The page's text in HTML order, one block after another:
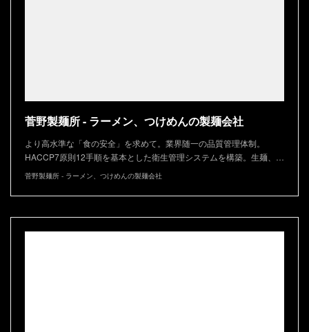
菅野製麺所 - ラーメン、つけめんの製麺会社
より高水準な「食の安全」を求めて。業界随一の品質管理体制。
HACCP7原則12手順を基本とした衛生管理システムを構築。生麺、…
菅野製麺所 - ラーメン、つけめんの製麺会社